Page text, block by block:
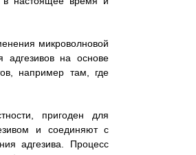
микроволновой
адгезивов на основе
например там, где
пригоден для
и соединяют с
адгезива. Процесс